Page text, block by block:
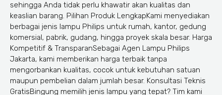
sehingga Anda tidak perlu khawatir akan kualitas dan
keaslian barang. Pilihan Produk LengkapKami menyediakan
berbagai jenis lampu Philips untuk rumah, kantor, gedung
komersial, pabrik, gudang, hingga proyek skala besar. Harga
Kompetitif & TransparanSebagai Agen Lampu Philips
Jakarta, kami memberikan harga terbaik tanpa
mengorbankan kualitas, cocok untuk kebutuhan satuan
maupun pembelian dalam jumlah besar. Konsultasi Teknis
GratisBingung memilih jenis lampu yang tepat? Tim kami